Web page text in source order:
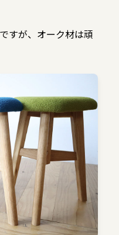
すが、オーク材は頑